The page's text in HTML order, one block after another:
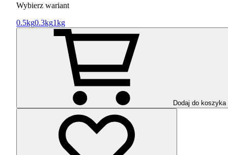
Wybierz wariant
0.5kg0.3kg1kg
Dodaj do koszyka